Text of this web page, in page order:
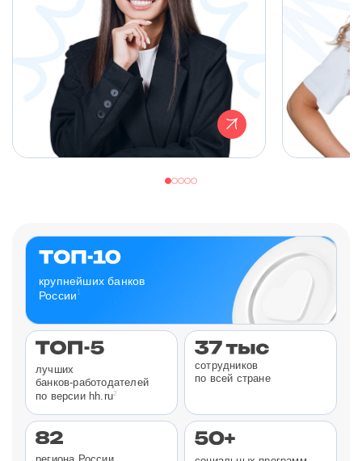
крупнейших банков
России 1
лучших
банков-работодателей
по версии hh.ru2
сотрудников
по всей стране